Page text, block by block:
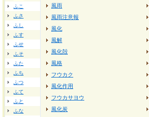
ふこ
ふさ
ふし
ふす
ふせ
ふそ
ふた
ふち
ふつ
ふて
ふと
ふな
風雨
風雨注意報
風化
風解
風化殻
風格
フウカク
風化作用
フウカサヨウ
風化炭